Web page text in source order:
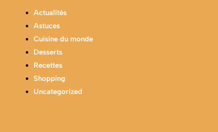
Actualités
Astuces
Cuisine du monde
Desserts
Recettes
Shopping
Uncategorized